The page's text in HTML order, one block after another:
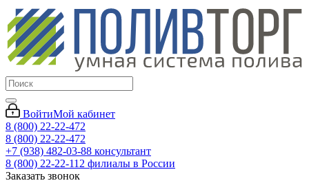
ВойтиМой кабинет
8 (800) 22-22-472
8 (800) 22-22-472
+7 (938) 482-03-88 консультант
8 (800) 22-22-112 филиалы в России
Заказать звонок